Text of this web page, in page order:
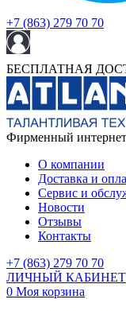
+7 (863) 279 70 70
БЕСПЛАТНАЯ
Фирменный
О компании
Доставка и
Сервис и
Новости
Отзывы
Контакты
+7 (863) 279 70 70
ЛИЧНЫЙ КАБИНЕТ
0 Моя корзина